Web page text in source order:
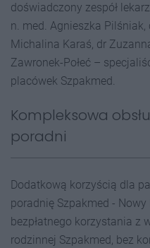
doświadczony zespół
n. med. Agnieszka
Michalina Karaś, dr
Zawronek-Połeć –
placówek Szpakmed.
Kompleksowa
poradni
Dodatkową korzyścią dla
poradnię Szpakmed -
bezpłatnego korzystania z
rodzinnej Szpakmed, bez